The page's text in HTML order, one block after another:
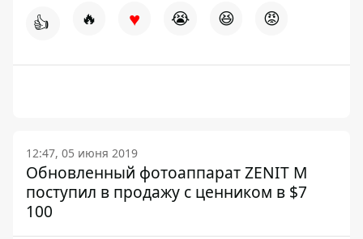
👍 🔥 ♥ 😭 😆 😡
12:47, 05 июня 2019
Обновленный фотоаппарат ZENIT M
поступил в продажу с ценником в $7
100